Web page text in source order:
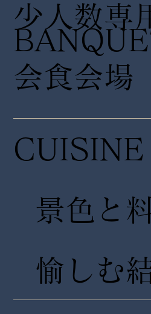
CUISINE
景色と
愉しむ
少人数専
会食会場